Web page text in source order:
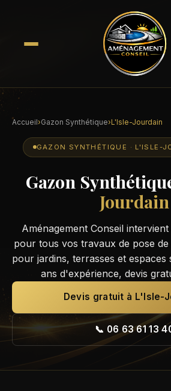
Accueil›Gazon Synthétique›L'Isle-Jourdain
GAZON SYNTHÉTIQUE · L'ISLE-
Gazon
Jourdain
Aménagement Conseil
pour tous vos travaux de pose
pour jardins, terrasses et espaces
ans d'expérience, devis
Devis gratuit à L'Isle-
📞 06 63 61 13